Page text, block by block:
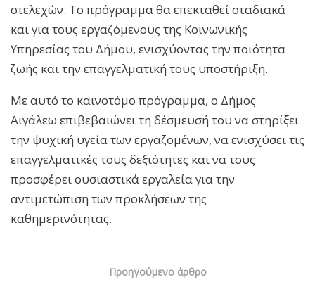
στελεχών. Το πρόγραμμα θα επεκταθεί σταδιακά
και για τους εργαζόμενους της Κοινωνικής
Υπηρεσίας του Δήμου, ενισχύοντας την ποιότητα
ζωής και την επαγγελματική τους υποστήριξη.
Με αυτό το καινοτόμο πρόγραμμα, ο Δήμος
Αιγάλεω επιβεβαιώνει τη δέσμευσή του να στηρίξει
την ψυχική υγεία των εργαζομένων, να ενισχύσει τις
επαγγελματικές τους δεξιότητες και να τους
προσφέρει ουσιαστικά εργαλεία για την
αντιμετώπιση των προκλήσεων της
καθημερινότητας.
Προηγούμενο άρθρο